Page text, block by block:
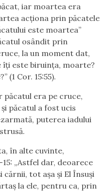
iar moartea era
acționa prin păcatele
este moartea”
osândit prin
la un moment dat,
îți este biruința, moarte?
(1 Cor. 15:55).
păcatul era pe cruce,
păcatul a fost ucis
puterea iadului
în alte cuvinte,
„Astfel dar, deoarece
cărnii, tot așa și El Însuși
la ele, pentru ca, prin